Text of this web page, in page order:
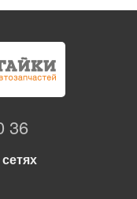
36